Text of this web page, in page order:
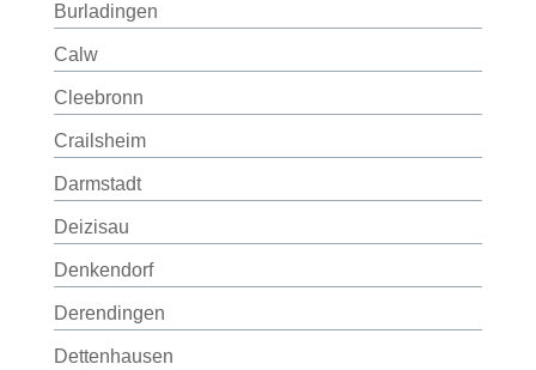
Burladingen
Calw
Cleebronn
Crailsheim
Darmstadt
Deizisau
Denkendorf
Derendingen
Dettenhausen